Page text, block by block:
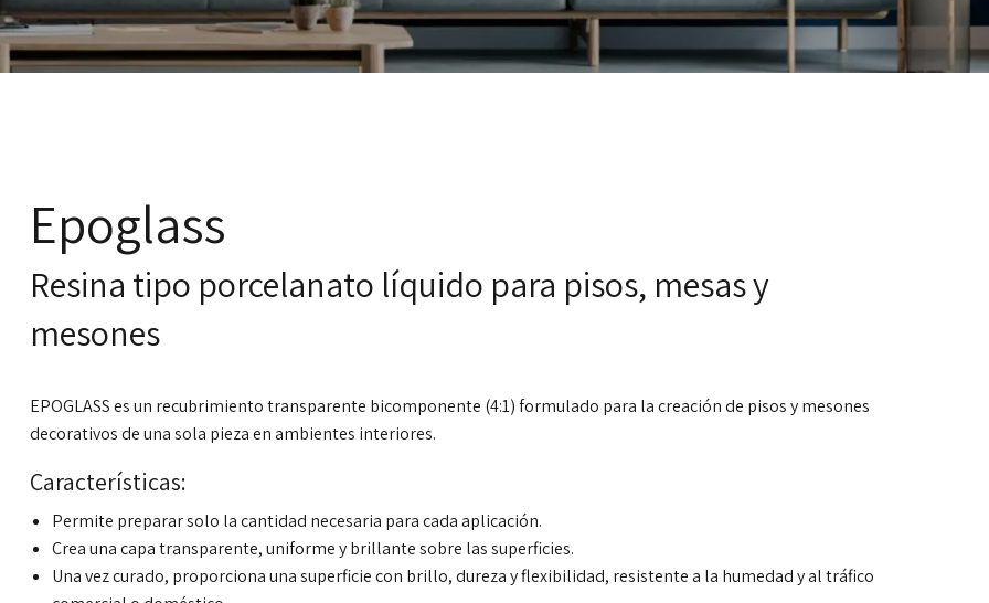
Epoglass
Resina tipo porcelanato líquido para pisos, mesas y
mesones
EPOGLASS es un recubrimiento transparente bicomponente (4:1) formulado para la creación de pisos y mesones
decorativos de una sola pieza en ambientes interiores.
Características:
Permite preparar solo la cantidad necesaria para cada aplicación.
Crea una capa transparente, uniforme y brillante sobre las superficies.
Una vez curado, proporciona una superficie con brillo, dureza y flexibilidad, resistente a la humedad y al tráfico